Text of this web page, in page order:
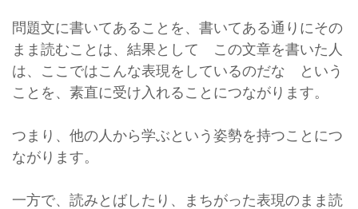
問題文に書いてあることを、書いてある通りにその
まま読むことは、結果として この文章を書いた人
は、ここではこんな表現をしているのだな という
ことを、素直に受け入れることにつながります。
つまり、他の人から学ぶという姿勢を持つことにつ
ながります。
一方で、読みとばしたり、まちがった表現のまま読